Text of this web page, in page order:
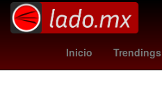
Inicio Trendings